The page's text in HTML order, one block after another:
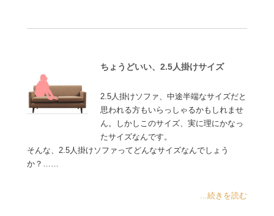
ちょうどいい、2.5人掛けサイズ
2.5人掛けソファ、中途半端なサイズだと
思われる方もいらっしゃるかもしれませ
ん。しかしこのサイズ、実に理にかなっ
たサイズなんです。
そんな、2.5人掛けソファってどんなサイズなんでしょう
か？……
...続きを読む